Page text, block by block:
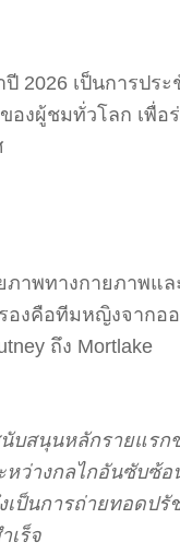
ปี 2026 เป็นการป
งผู้ชมทั่วโลก เพื่
าพทางกายภาพ
งคือทีมหญิงจากอ
ถึง Mortlake
สนุนหลักรายแรก
ว่างกลไกอันซับซ้
ป็นการถ่ายทอดป
เร็จ